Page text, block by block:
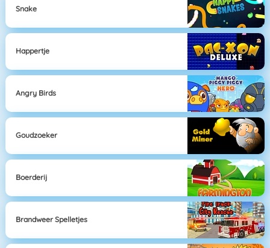
Snake
Happertje
Angry Birds
Goudzoeker
Boerderij
Brandweer Spelletjes